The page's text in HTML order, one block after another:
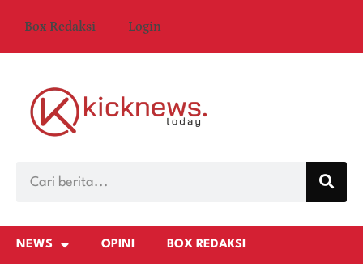
Box Redaksi Login
NEWS OPINI BOX REDAKSI